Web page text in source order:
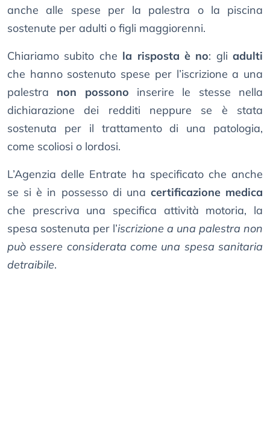
anche alle spese per la palestra o la piscina
sostenute per adulti o figli maggiorenni.
Chiariamo subito che la risposta è no: gli adulti
che hanno sostenuto spese per l’iscrizione a una
palestra non possono inserire le stesse nella
dichiarazione dei redditi neppure se è stata
sostenuta per il trattamento di una patologia,
come scoliosi o lordosi.
L’Agenzia delle Entrate ha specificato che anche
se si è in possesso di una certificazione medica
che prescriva una specifica attività motoria, la
spesa sostenuta per l’iscrizione a una palestra non
può essere considerata come una spesa sanitaria
detraibile.